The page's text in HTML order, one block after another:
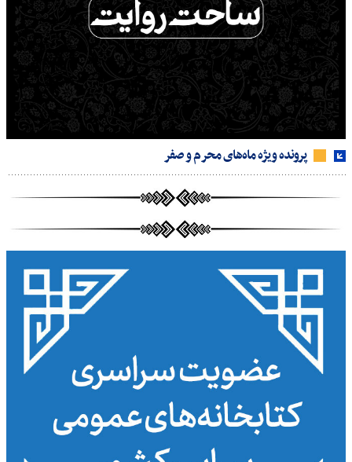
پرونده ویژه ماه‌های محرم و صفر